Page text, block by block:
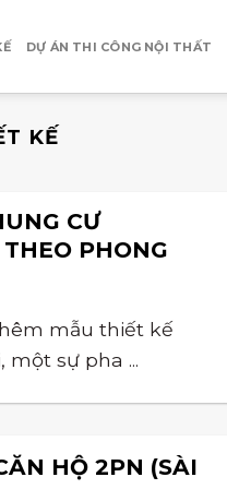
DỰ ÁN THI CÔNG NỘI THẤT
KẾ
CƯ
PHONG
mẫu thiết kế
sự pha ...
HỘ 2PN (SÀI